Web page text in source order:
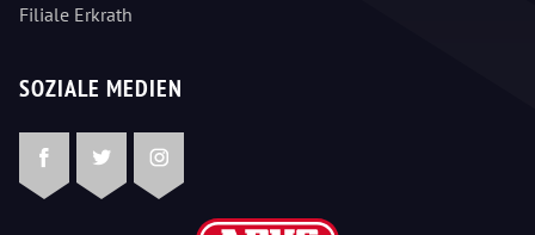
Filiale Erkrath
SOZIALE MEDIEN
FacebookTwitterInstagram